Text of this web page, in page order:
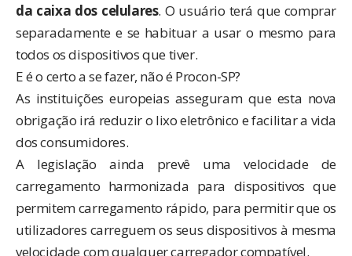
da caixa dos celulares. O usuário terá que comprar
separadamente e se habituar a usar o mesmo para
todos os dispositivos que tiver.
E é o certo a se fazer, não é Procon-SP?
As instituições europeias asseguram que esta nova
obrigação irá reduzir o lixo eletrônico e facilitar a vida
dos consumidores.
A legislação ainda prevê uma velocidade de
carregamento harmonizada para dispositivos que
permitem carregamento rápido, para permitir que os
utilizadores carreguem os seus dispositivos à mesma
velocidade com qualquer carregador compatível.